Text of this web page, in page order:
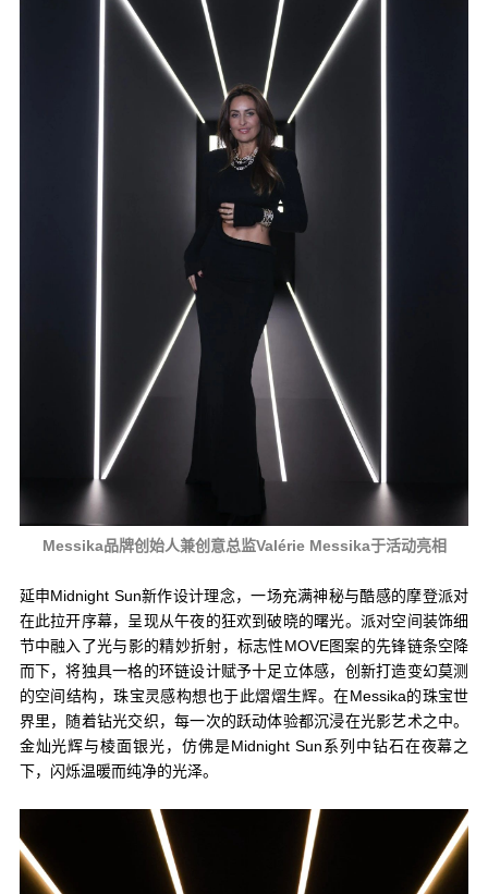
Messika品牌创始人兼创意总监Valérie Messika于活动亮相
延申Midnight Sun新作设计理念，一场充满神秘与酷感的摩登派对
在此拉开序幕，呈现从午夜的狂欢到破晓的曙光。派对空间装饰细
节中融入了光与影的精妙折射，标志性MOVE图案的先锋链条空降
而下，将独具一格的环链设计赋予十足立体感，创新打造变幻莫测
的空间结构，珠宝灵感构想也于此熠熠生辉。在Messika的珠宝世
界里，随着钻光交织，每一次的跃动体验都沉浸在光影艺术之中。
金灿光辉与棱面银光，仿佛是Midnight Sun系列中钻石在夜幕之
下，闪烁温暖而纯净的光泽。